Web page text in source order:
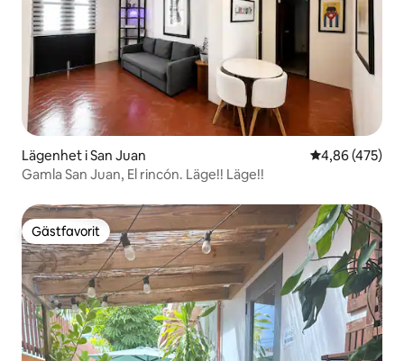
Lägenhet i San Juan 4,86 av 5 i
4,86 (475)
Gamla San Juan, El rincón. Läge!! Läge!!
Gästfavorit
Gästfavorit